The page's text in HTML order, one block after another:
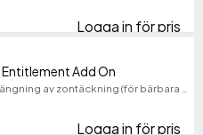
Logga in för pris
Add On
Utökat serviceavtal - förlängning av zontäckning (för bärbara datorer) - 3 år - för P/N: 12W1001HUS, 12XD000VPG
Logga in för pris